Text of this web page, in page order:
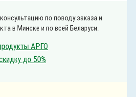
по поводу заказа и
в Минске и по всей Беларуси.
АРГО
до 50%